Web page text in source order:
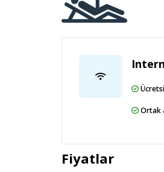
Ortak
Fiyatlar